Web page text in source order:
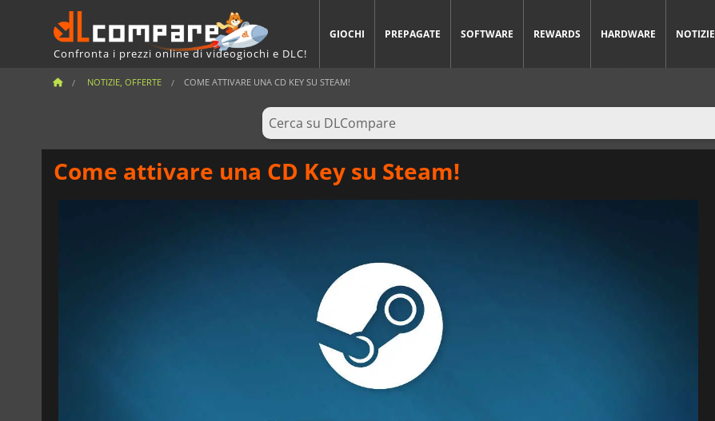
Confronta i prezzi online di videogiochi e DLC!
GIOCHI PREPAGATE SOFTWARE REWARDS HARDWARE NOTIZIE
NOTIZIE, OFFERTE COME ATTIVARE UNA CD KEY SU STEAM!
Come attivare una CD Key su Steam!